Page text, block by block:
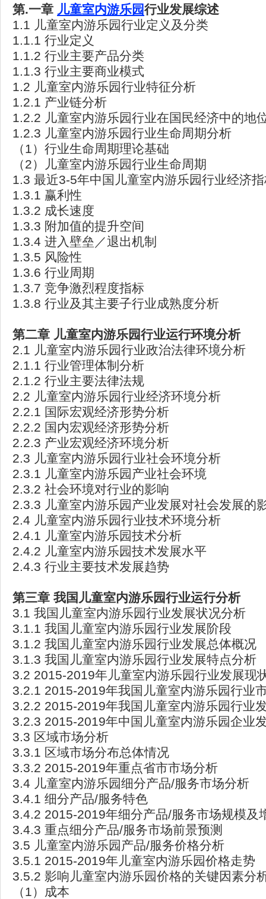
第.一章 儿童室内游乐园行业发展综述
1.1 儿童室内游乐园行业定义及分类
1.1.1 行业定义
1.1.2 行业主要产品分类
1.1.3 行业主要商业模式
1.2 儿童室内游乐园行业特征分析
1.2.1 产业链分析
1.2.2 儿童室内游乐园行业在国民经济中的地
1.2.3 儿童室内游乐园行业生命周期分析
（1）行业生命周期理论基础
（2）儿童室内游乐园行业生命周期
1.3 最近3-5年中国儿童室内游乐园行业经济
1.3.1 赢利性
1.3.2 成长速度
1.3.3 附加值的提升空间
1.3.4 进入壁垒／退出机制
1.3.5 风险性
1.3.6 行业周期
1.3.7 竞争激烈程度指标
1.3.8 行业及其主要子行业成熟度分析
第二章 儿童室内游乐园行业运行环境分析
2.1 儿童室内游乐园行业政治法律环境分析
2.1.1 行业管理体制分析
2.1.2 行业主要法律法规
2.2 儿童室内游乐园行业经济环境分析
2.2.1 国际宏观经济形势分析
2.2.2 国内宏观经济形势分析
2.2.3 产业宏观经济环境分析
2.3 儿童室内游乐园行业社会环境分析
2.3.1 儿童室内游乐园产业社会环境
2.3.2 社会环境对行业的影响
2.3.3 儿童室内游乐园产业发展对社会发展的
2.4 儿童室内游乐园行业技术环境分析
2.4.1 儿童室内游乐园技术分析
2.4.2 儿童室内游乐园技术发展水平
2.4.3 行业主要技术发展趋势
第三章 我国儿童室内游乐园行业运行分析
3.1 我国儿童室内游乐园行业发展状况分析
3.1.1 我国儿童室内游乐园行业发展阶段
3.1.2 我国儿童室内游乐园行业发展总体概况
3.1.3 我国儿童室内游乐园行业发展特点分析
3.2 2015-2019年儿童室内游乐园行业发展现
3.2.1 2015-2019年我国儿童室内游乐园行业
3.2.2 2015-2019年我国儿童室内游乐园行业
3.2.3 2015-2019年中国儿童室内游乐园企业
3.3 区域市场分析
3.3.1 区域市场分布总体情况
3.3.2 2015-2019年重点省市市场分析
3.4 儿童室内游乐园细分产品/服务市场分析
3.4.1 细分产品/服务特色
3.4.2 2015-2019年细分产品/服务市场规模及
3.4.3 重点细分产品/服务市场前景预测
3.5 儿童室内游乐园产品/服务价格分析
3.5.1 2015-2019年儿童室内游乐园价格走势
3.5.2 影响儿童室内游乐园价格的关键因素分
（1）成本